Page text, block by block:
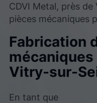
CDVI Metal, près
pièces mécaniques
Fabrication
Vitry-sur-
En tant que